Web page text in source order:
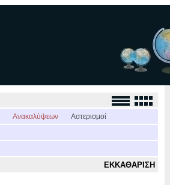
Ανακαλύψεων
Αστερισμοί
ΕΚΚΑΘΑΡΙΣΗ